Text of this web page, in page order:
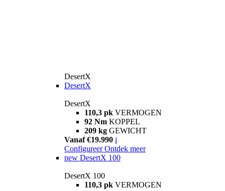
DesertX
DesertX
DesertX
110,3 pk VERMOGEN
92 Nm KOPPEL
209 kg GEWICHT
Vanaf €19.990 i
Configureer Ontdek meer
new DesertX 100
DesertX 100
110,3 pk VERMOGEN